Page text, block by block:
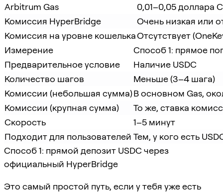
Arbitrum Gas
0,01–0,05 доллара
Комиссия HyperBridge
Очень низкая или
Комиссия на уровне кошелькаОтсутствует
Измерение
Способ 1: прямое
Предварительное условие
Наличие USDC
Количество шагов
Меньше (3–4 шага)
Комиссии (небольшая сумма)В основном Gas,
Комиссии (крупная сумма)
То же, ставка
Скорость
1–5 минут
Подходит для пользователей Тем, у кого есть
Способ 1: прямой депозит USDC через
официальный HyperBridge
Это самый простой путь, если у тебя уже есть